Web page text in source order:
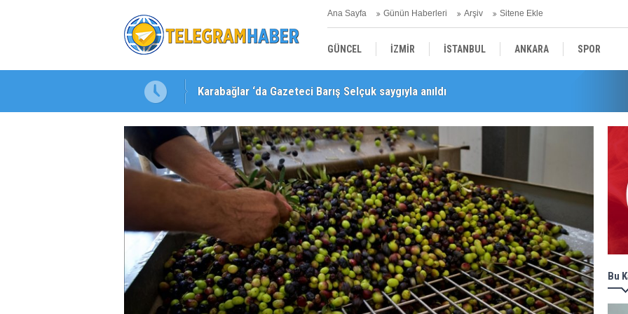
Ana Sayfa Günün Haberleri Arşiv Sitene Ekle
GÜNCEL İZMİR İSTANBUL ANKARA SPOR
YEREL SAĞLIK
Karabağlar ‘da Gazeteci Barış Selçuk saygıyla anıldı
Bu